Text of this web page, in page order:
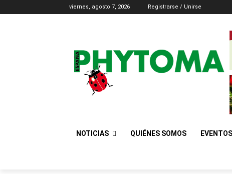
viernes, agosto 7, 2026 Registrarse / Unirse
NOTICIAS QUIÉNES SOMOS EVENTOS